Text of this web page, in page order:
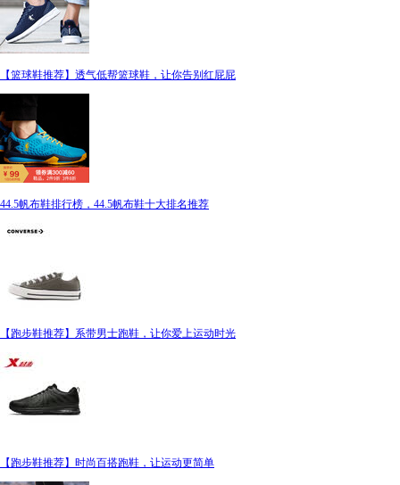
【篮球鞋推荐】透气低帮篮球鞋，让你告别红屁屁
44.5帆布鞋排行榜，44.5帆布鞋十大排名推荐
【跑步鞋推荐】系带男士跑鞋，让你爱上运动时光
【跑步鞋推荐】时尚百搭跑鞋，让运动更简单